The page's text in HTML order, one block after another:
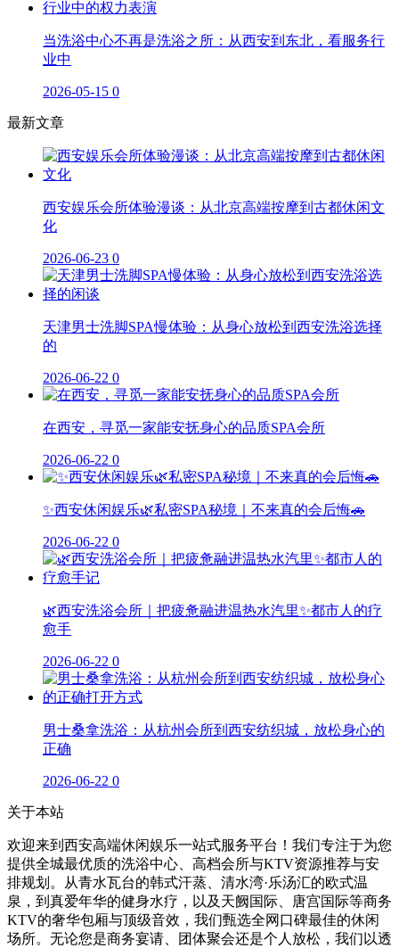
当洗浴中心不再是洗浴之所：从西安到东北，看服务行
业中
2026-05-15 0
最新文章
西安娱乐会所体验漫谈：从北京高端按摩到古都休闲文
化
2026-06-23 0
天津男士洗脚SPA慢体验：从身心放松到西安洗浴选择
的
2026-06-22 0
在西安，寻觅一家能安抚身心的品质SPA会所
2026-06-22 0
✨西安休闲娱乐🌿私密SPA秘境｜不来真的会后悔🚗
2026-06-22 0
🌿西安洗浴会所｜把疲惫融进温热水汽里✨都市人的疗
愈手
2026-06-22 0
男士桑拿洗浴：从杭州会所到西安纺织城，放松身心的
正确
2026-06-22 0
关于本站
欢迎来到西安高端休闲娱乐一站式服务平台！我们专注于为您
提供全城最优质的洗浴中心、高档会所与KTV资源推荐与安
排规划。从青水瓦台的韩式汗蒸、清水湾·乐汤汇的欧式温
泉，到真爱年华的健身水疗，以及天阙国际、唐宫国际等商务
KTV的奢华包厢与顶级音效，我们甄选全网口碑最佳的休闲
场所。无论您是商务宴请、团体聚会还是个人放松，我们以透